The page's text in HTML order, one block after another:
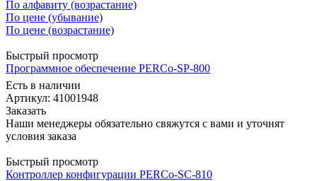
По алфавиту (возрастание)
По цене (убывание)
По цене (возрастание)
Быстрый просмотр
Программное обеспечение PERCo-SP-800
Есть в наличии
Артикул: 41001948
Заказать
Наши менеджеры обязательно свяжутся с вами и уточнят
условия заказа
Быстрый просмотр
Контроллер конфигурации PERCo-SC-810